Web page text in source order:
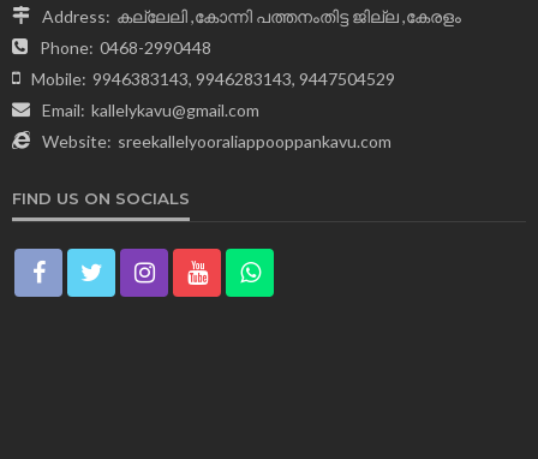
Address: കല്ലേലി ,കോന്നി പത്തനംതിട്ട ജില്ല ,കേരളം
Phone: 0468-2990448
Mobile: 9946383143, 9946283143, 9447504529
Email: kallelykavu@gmail.com
Website: sreekallelyooraliappooppankavu.com
FIND US ON SOCIALS